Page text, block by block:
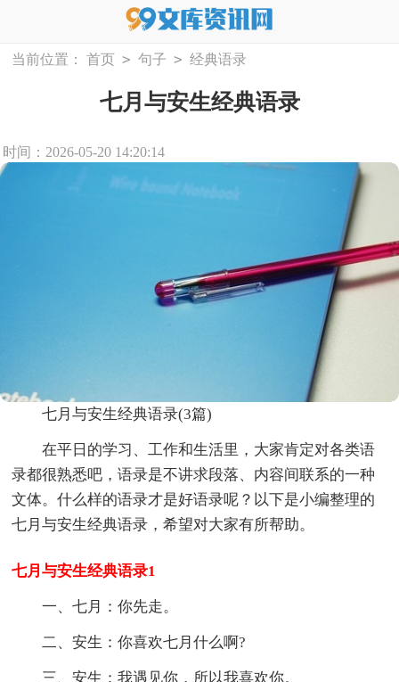
当前位置： 首页 > 句子 > 经典语录
七月与安生经典语录
时间：2026-05-20 14:20:14
七月与安生经典语录(3篇)
在平日的学习、工作和生活里，大家肯定对各类语
录都很熟悉吧，语录是不讲求段落、内容间联系的一种
文体。什么样的语录才是好语录呢？以下是小编整理的
七月与安生经典语录，希望对大家有所帮助。
七月与安生经典语录1
一、七月：你先走。
二、安生：你喜欢七月什么啊?
三、安生：我遇见你，所以我喜欢你。